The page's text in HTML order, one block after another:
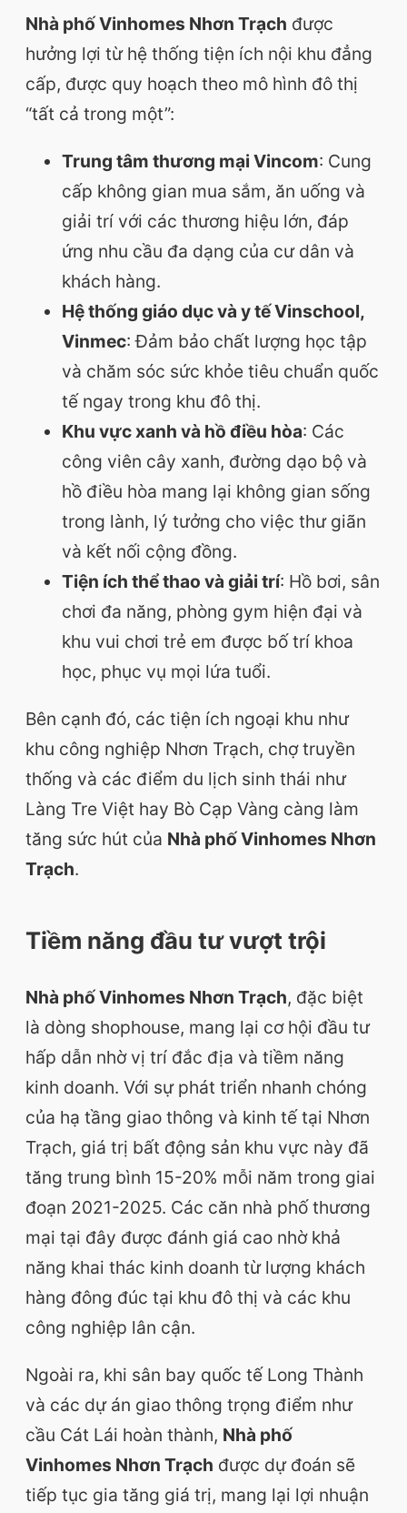
Nhà phố Vinhomes Nhơn Trạch được
hưởng lợi từ hệ thống tiện ích nội khu đẳng
cấp, được quy hoạch theo mô hình đô thị
“tất cả trong một”:
Trung tâm thương mại Vincom: Cung
cấp không gian mua sắm, ăn uống và
giải trí với các thương hiệu lớn, đáp
ứng nhu cầu đa dạng của cư dân và
khách hàng.
Hệ thống giáo dục và y tế Vinschool,
Vinmec: Đảm bảo chất lượng học tập
và chăm sóc sức khỏe tiêu chuẩn quốc
tế ngay trong khu đô thị.
Khu vực xanh và hồ điều hòa: Các
công viên cây xanh, đường dạo bộ và
hồ điều hòa mang lại không gian sống
trong lành, lý tưởng cho việc thư giãn
và kết nối cộng đồng.
Tiện ích thể thao và giải trí: Hồ bơi, sân
chơi đa năng, phòng gym hiện đại và
khu vui chơi trẻ em được bố trí khoa
học, phục vụ mọi lứa tuổi.
Bên cạnh đó, các tiện ích ngoại khu như
khu công nghiệp Nhơn Trạch, chợ truyền
thống và các điểm du lịch sinh thái như
Làng Tre Việt hay Bò Cạp Vàng càng làm
tăng sức hút của Nhà phố Vinhomes Nhơn
Trạch.
Tiềm năng đầu tư vượt trội
Nhà phố Vinhomes Nhơn Trạch, đặc biệt
là dòng shophouse, mang lại cơ hội đầu tư
hấp dẫn nhờ vị trí đắc địa và tiềm năng
kinh doanh. Với sự phát triển nhanh chóng
của hạ tầng giao thông và kinh tế tại Nhơn
Trạch, giá trị bất động sản khu vực này đã
tăng trung bình 15-20% mỗi năm trong giai
đoạn 2021-2025. Các căn nhà phố thương
mại tại đây được đánh giá cao nhờ khả
năng khai thác kinh doanh từ lượng khách
hàng đông đúc tại khu đô thị và các khu
công nghiệp lân cận.
Ngoài ra, khi sân bay quốc tế Long Thành
và các dự án giao thông trọng điểm như
cầu Cát Lái hoàn thành, Nhà phố
Vinhomes Nhơn Trạch được dự đoán sẽ
tiếp tục gia tăng giá trị, mang lại lợi nhuận